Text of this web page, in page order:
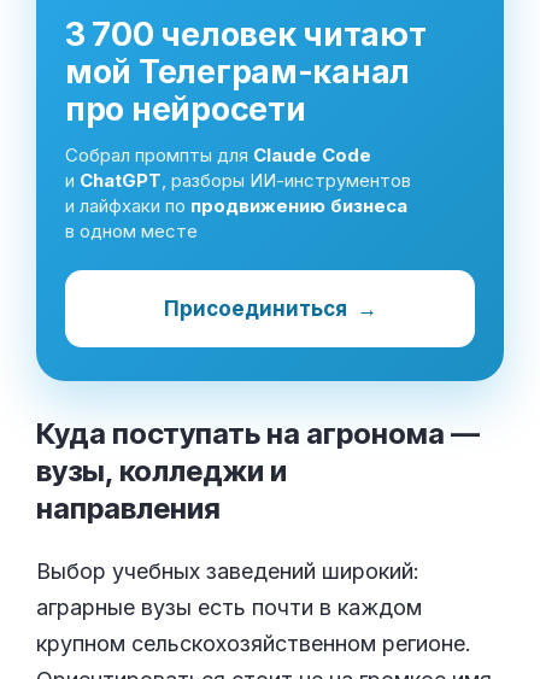
3 700 человек читают
мой Телеграм-канал
про нейросети
Собрал промпты для Claude Code
и ChatGPT , разборы ИИ-инструментов
и лайфхаки по продвижению бизнеса
в одном месте
Присоединиться →
Куда поступать на агронома —
вузы, колледжи и
направления
Выбор учебных заведений широкий:
аграрные вузы есть почти в каждом
крупном сельскохозяйственном регионе.